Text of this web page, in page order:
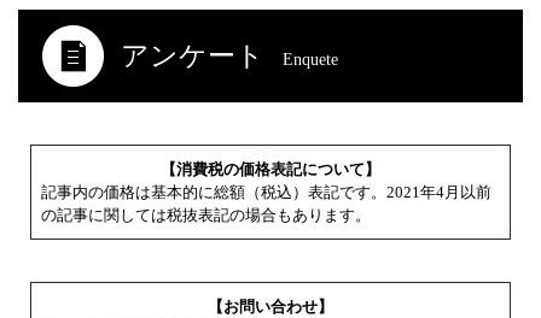
アンケート Enquete
【消費税の価格表記について】
記事内の価格は基本的に総額（税込）表記です。2021年4月以前
の記事に関しては税抜表記の場合もあります。
【お問い合わせ】